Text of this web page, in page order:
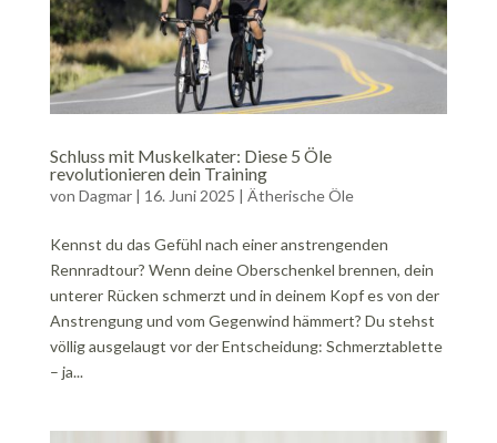
Schluss mit Muskelkater: Diese 5 Öle
revolutionieren dein Training
von Dagmar| 16. Juni 2025 | Ätherische Öle
Kennst du das Gefühl nach einer anstrengenden
Rennradtour? Wenn deine Oberschenkel brennen, dein
unterer Rücken schmerzt und in deinem Kopf es von der
Anstrengung und vom Gegenwind hämmert? Du stehst
völlig ausgelaugt vor der Entscheidung: Schmerztablette
– ja...